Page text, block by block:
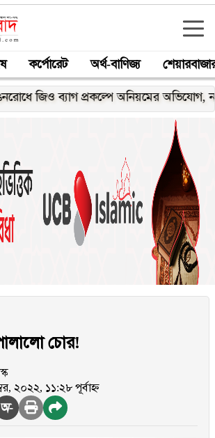
কর্পোরেট অর্থ-বাণিজ্য
ব্যাগ প্রকল্পে অনিয়মের অভিযোগ, নদীরকূলে
চোর!
২০২২, ১১:২৮ পূর্বাহ্ন
অ-